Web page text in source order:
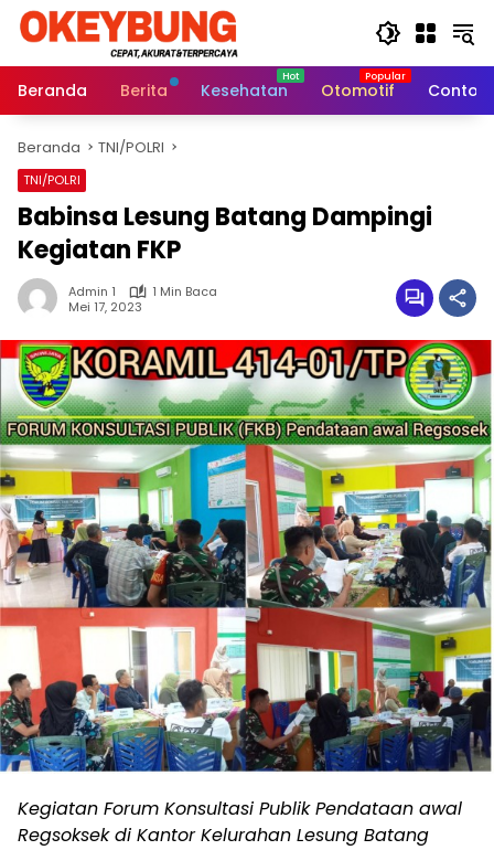
Langsung
Beranda
Berita Kesehatan Otomotif Contoh
Beranda TNI/POLRI
TNI/POLRI
Babinsa Lesung Batang Dampingi
Kegiatan FKP
Admin 1
1 Min Baca
Mei 17, 2023
Kegiatan Forum Konsultasi Publik Pendataan awal
Regsoksek di Kantor Kelurahan Lesung Batang